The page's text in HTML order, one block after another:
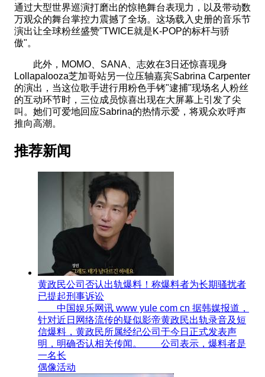
通过大型世界巡演打磨出的惊艳舞台表现力，以及带动数
万观众的舞台掌控力震撼了全场。这场载入史册的音乐节
演出让全球粉丝盛赞"TWICE就是K-POP的标杆与骄
傲"。
此外，MOMO、SANA、志效在3日还惊喜现身
Lollapalooza芝加哥站另一位压轴嘉宾Sabrina Carpenter
的演出，当这位歌手进行用粉色手铐"逮捕"现场名人粉丝
的互动环节时，三位成员惊喜出现在大屏幕上引发了尖
叫。她们可爱地回应Sabrina的热情示爱，将观众欢呼声
推向高潮。
推荐新闻
黄政民公司否认出轨爆料！称爆料者为长期骚扰者
已提起刑事诉讼
中国娱乐网讯 www yule com cn 据韩媒报道，
针对近日网络流传的疑似影帝黄政民出轨录音及短
信爆料，黄政民所属经纪公司于今日正式发表声
明，明确否认相关传闻。 公司表示，爆料者是
一名长
偶像活动